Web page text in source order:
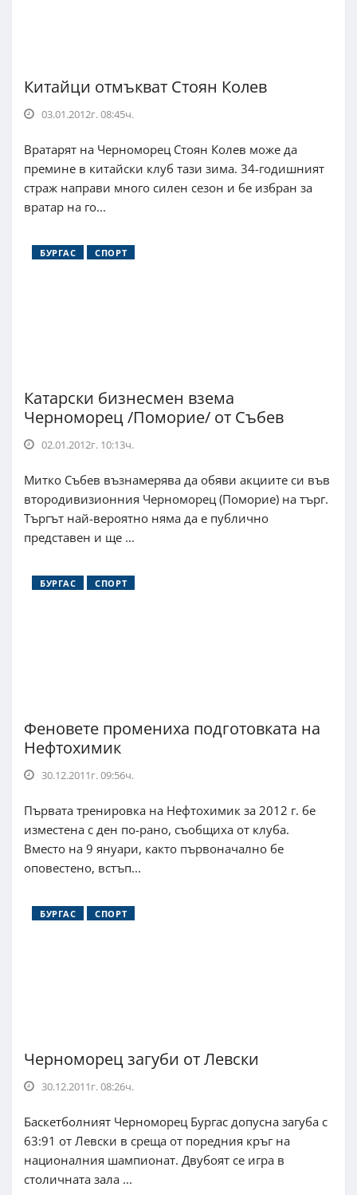
Китайци отмъкват Стоян Колев
03.01.2012г. 08:45ч.
Вратарят на Черноморец Стоян Колев може да
премине в китайски клуб тази зима. 34-годишният
страж направи много силен сезон и бе избран за
вратар на го...
БУРГАС СПОРТ
Катарски бизнесмен взема
Черноморец /Поморие/ от Събев
02.01.2012г. 10:13ч.
Митко Събев възнамерява да обяви акциите си във
втородивизионния Черноморец (Поморие) на търг.
Търгът най-вероятно няма да е публично
представен и ще ...
БУРГАС СПОРТ
Феновете промениха подготовката на
Нефтохимик
30.12.2011г. 09:56ч.
Първата тренировка на Нефтохимик за 2012 г. бе
изместена с ден по-рано, съобщиха от клуба.
Вместо на 9 януари, както първоначално бе
оповестено, встъп...
БУРГАС СПОРТ
Черноморец загуби от Левски
30.12.2011г. 08:26ч.
Баскетболният Черноморец Бургас допусна загуба с
63:91 от Левски в среща от поредния кръг на
националния шампионат. Двубоят се игра в
столичната зала ...